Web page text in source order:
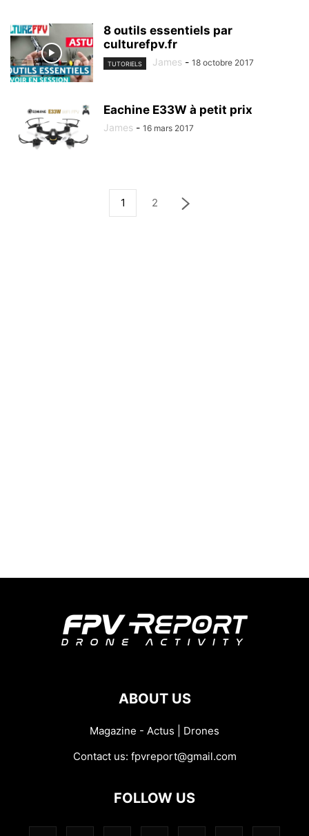
8 outils essentiels par
culturefpv.fr
TUTORIELS James - 18 octobre 2017
Eachine E33W à petit prix
James - 16 mars 2017
1 2
ABOUT US
Magazine - Actus | Drones
Contact us: fpvreport@gmail.com
FOLLOW US